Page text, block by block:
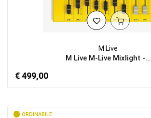
M Live
M Live M-Live Mixlight -...
€ 499,00
ORDINABILE